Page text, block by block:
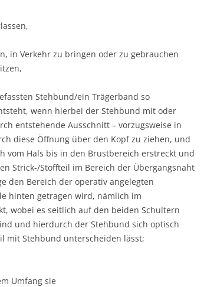
in Verkehr zu bringen oder zu gebrauchen
Stehbund/ein Trägerband so
wenn hierbei der Stehbund mit oder
entstehende Ausschnitt – vorzugsweise in
diese Öffnung über den Kopf zu ziehen, und
vom Hals bis in den Brustbereich erstreckt und
Strick-/Stoffteil im Bereich der Übergangsnaht
den Bereich der operativ angelegten
hinten getragen wird, nämlich im
wobei es seitlich auf den beiden Schultern
und hierdurch der Stehbund sich optisch
mit Stehbund unterscheiden lässt;
Umfang sie